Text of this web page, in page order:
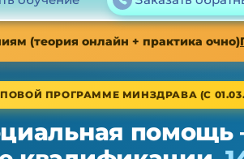
(теория онлайн + практика очно)
ПРОГРАММЕ МИНЗДРАВА (С
помощь